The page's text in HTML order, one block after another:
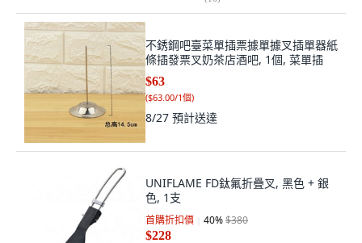
不銹鋼吧臺菜單插票據單據叉插單器紙
條插發票叉奶茶店酒吧, 1個, 菜單插
$63
($63.00/1個)
8/27 預計送達
UNIFLAME FD鈦氟折疊叉, 黑色 + 銀
色, 1支
首購折扣價 40%$380
$228